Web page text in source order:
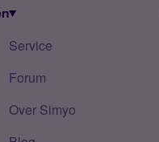
Service
Forum
Over Simyo